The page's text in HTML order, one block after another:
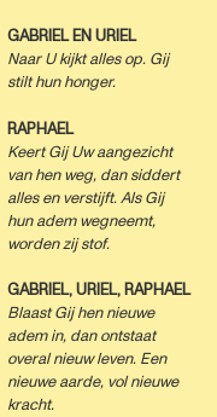
GABRIEL EN URIEL
Naar U kijkt alles op. Gij
stilt hun honger.
RAPHAEL
Keert Gij Uw aangezicht
van hen weg, dan siddert
alles en verstijft. Als Gij
hun adem wegneemt,
worden zij stof.
GABRIEL, URIEL, RAPHAEL
Blaast Gij hen nieuwe
adem in, dan ontstaat
overal nieuw leven. Een
nieuwe aarde, vol nieuwe
kracht.